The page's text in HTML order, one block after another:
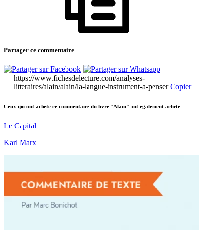
Partager ce commentaire
https://www.fichesdelecture.com/analyses-
litteraires/alain/alain/la-langue-instrument-a-penserCopier
Ceux qui ont acheté ce commentaire du livre "Alain" ont également acheté
Le Capital
Karl Marx